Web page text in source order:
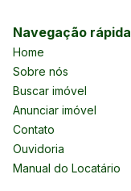
Navegação rápida
Home
Sobre nós
Buscar imóvel
Anunciar imóvel
Contato
Ouvidoria
Manual do Locatário